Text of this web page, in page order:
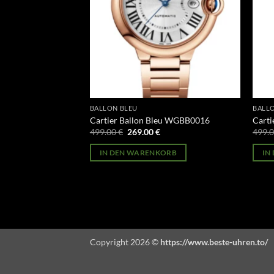
BALLON BLEU
Cartier Ballon Bleu WGBB0016
499.00€ Ursprünglicher
war:
499.00 €
269.00€Aktueller
ist:
269.00 €.
IN DEN WARENKORB IN
Copyright 2026 © https://www.beste-uhren.to/